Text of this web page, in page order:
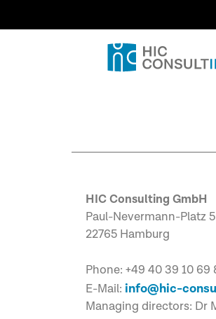
HIC Consulting GmbH
Paul-Nevermann-Platz 5
22765 Hamburg
Phone: +49 40 39 10 69
E-Mail: info@hic-
Managing directors: Dr